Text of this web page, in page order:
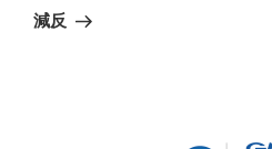
ゲ
の
減反